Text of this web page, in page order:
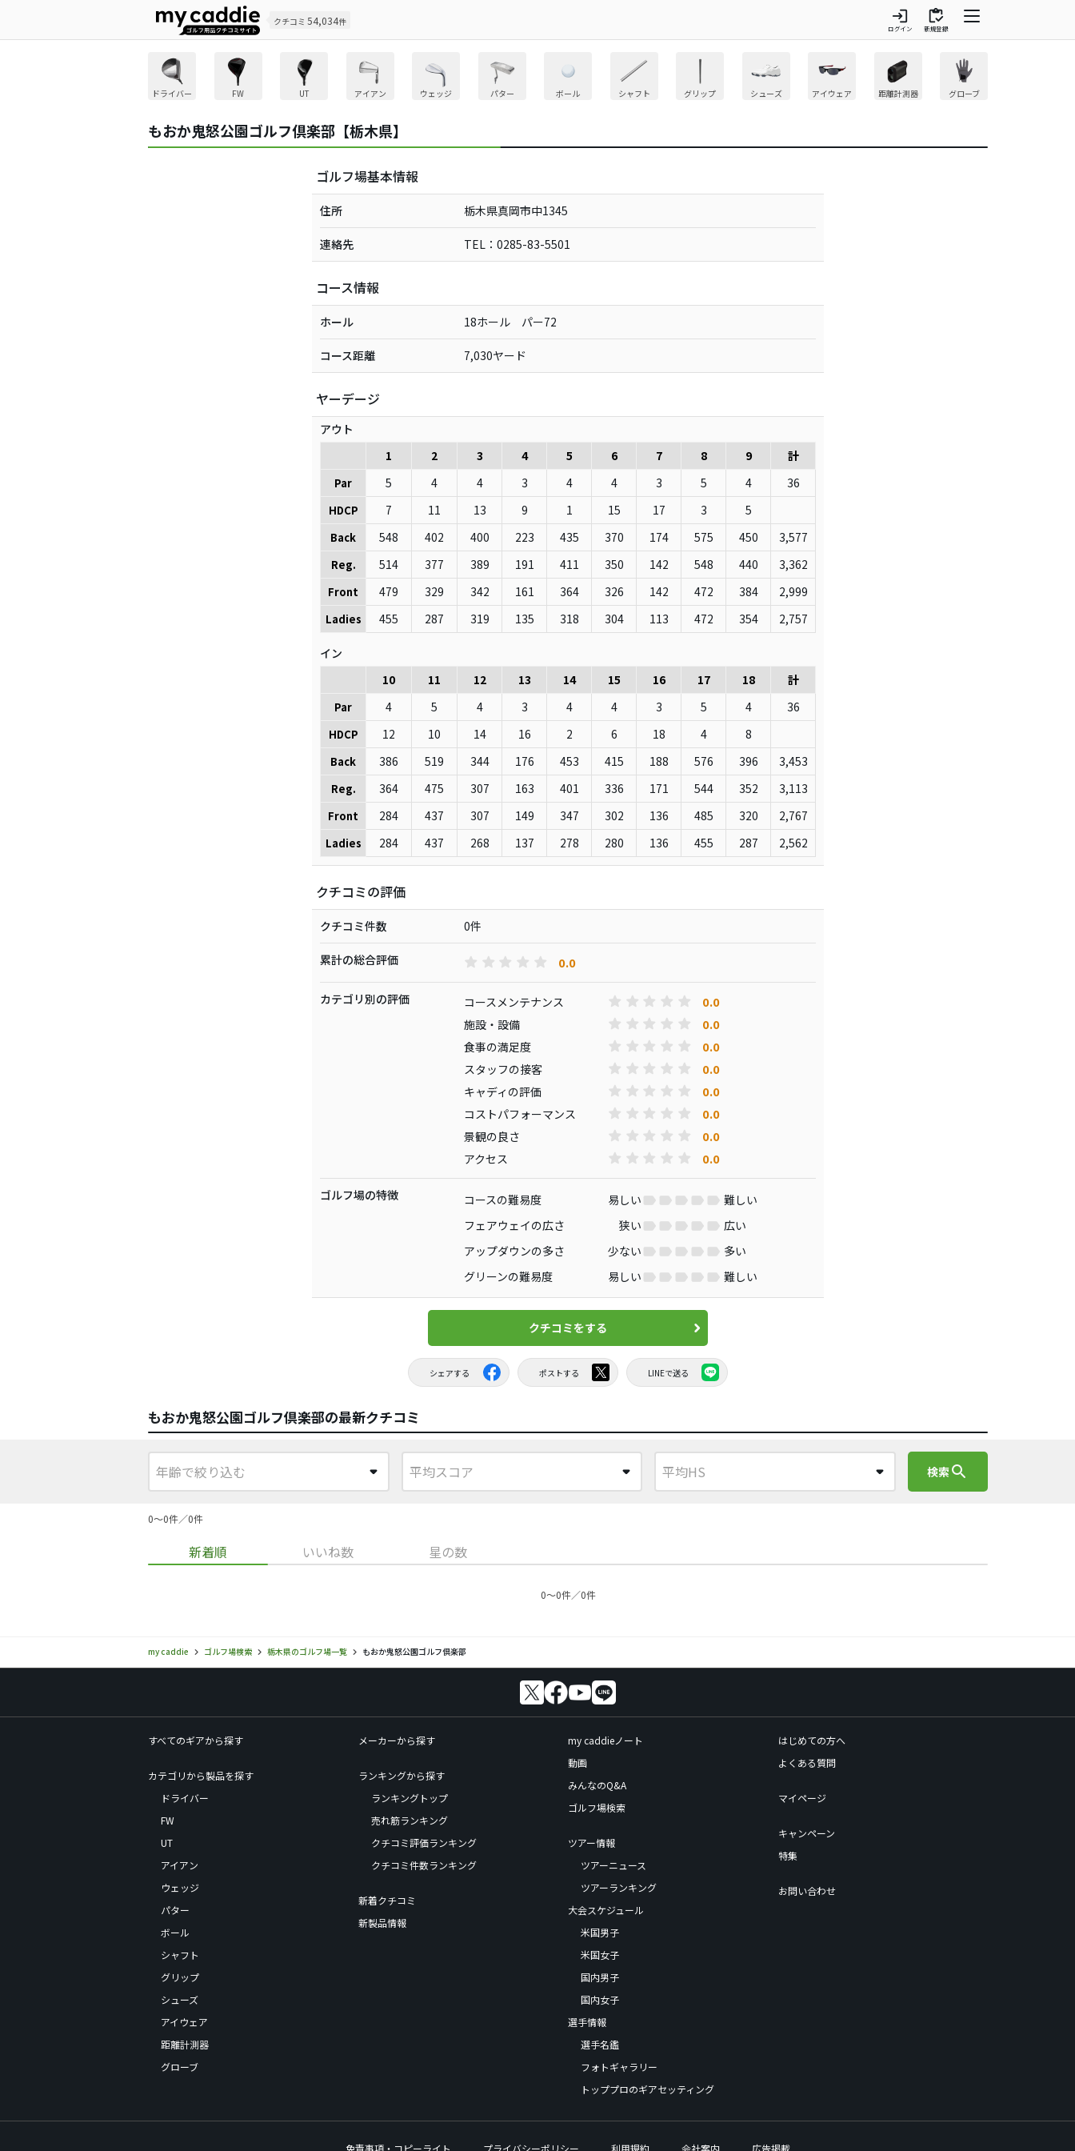
クチコミ 54,034件 login
ログイン
inventory
新規登録
ドライバー FW UT アイアン ウェッジ パター ボール シャフト グリップ シューズ アイウェア 距離計測器 グローブ
もおか鬼怒公園ゴルフ倶楽部【栃木県】
ゴルフ場基本情報
住所 栃木県真岡市中1345
連絡先 TEL：0285-83-5501
コース情報
ホール 18ホール パー72
コース距離 7,030ヤード
ヤーデージ
アウト
1
2 3 4 5 6 7 8 9 計
Par 5 4 4 3 4 4 3 5 4 36
HDCP 7 11 13 9 1 15 17 3 5
Back 548 402 400 223 435 370 174 575 450 3,577
Reg. 514 377 389 191 411 350 142 548 440 3,362
Front 479 329 342 161 364 326 142 472 384 2,999
Ladies 455 287 319 135 318 304 113 472 354 2,757
イン
10
11 12 13 14 15 16 17 18 計
Par 4 5 4 3 4 4 3 5 4 36
HDCP 12 10 14 16 2 6 18 4 8
Back 386 519 344 176 453 415 188 576 396 3,453
Reg. 364 475 307 163 401 336 171 544 352 3,113
Front 284 437 307 149 347 302 136 485 320 2,767
Ladies 284 437 268 137 278 280 136 455 287 2,562
クチコミの評価
クチコミ件数 0件
累計の総合評価 0.0
カテゴリ別の評価 コースメンテナンス 0.0
施設・設備 0.0
食事の満足度 0.0
スタッフの接客 0.0
キャディの評価 0.0
コストパフォーマンス 0.0
景観の良さ 0.0
アクセス 0.0
ゴルフ場の特徴 コースの難易度 易しい
難しい
フェアウェイの広さ
狭い
広い
アップダウンの多さ
少ない
多い
グリーンの難易度
易しい 難しい
クチコミをする
シェアする ポストする LINEで送る
もおか鬼怒公園ゴルフ倶楽部の最新クチコミ
検索search
0〜0件／0件
新着順 いいね数 星の数
0〜0件／0件
my caddie ゴルフ場検索 栃木県のゴルフ場一覧 もおか鬼怒公園ゴルフ倶楽部
すべてのギアから探す
カテゴリから製品を探す
ドライバー
FW
UT
アイアン
ウェッジ
パター
ボール
シャフト
グリップ
シューズ
アイウェア
距離計測器
グローブ
メーカーから探す
ランキングから探す
ランキングトップ
売れ筋ランキング
クチコミ評価ランキング
クチコミ件数ランキング
新着クチコミ
新製品情報
my caddieノート
動画
みんなのQ&A
ゴルフ場検索
ツアー情報
ツアーニュース
ツアーランキング
大会スケジュール
米国男子
米国女子
国内男子
国内女子
選手情報
選手名鑑
フォトギャラリー
トッププロのギアセッティング
はじめての方へ
よくある質問
マイページ
キャンペーン
特集
お問い合わせ
免責事項・コピーライト プライバシーポリシー 利用規約 会社案内 広告掲載